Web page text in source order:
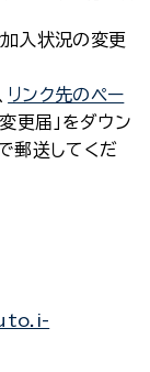
入状況の変更
リンク先のペー
更届」をダウン
郵送してくだ